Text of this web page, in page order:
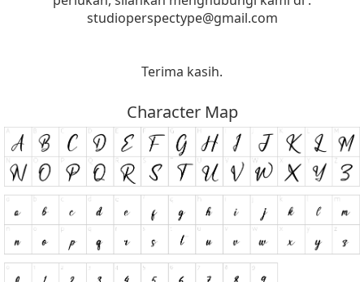
studioperspectype@gmail.com
Terima kasih.
Character Map